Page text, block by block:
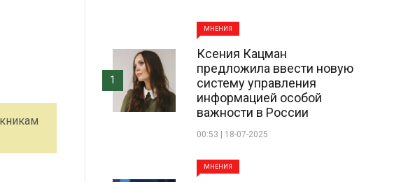
МНЕНИЯ
Ксения Кацман
предложила ввести новую
систему управления
информацией особой
важности в России
00:53 | 18-07-2025
1
МНЕНИЯ